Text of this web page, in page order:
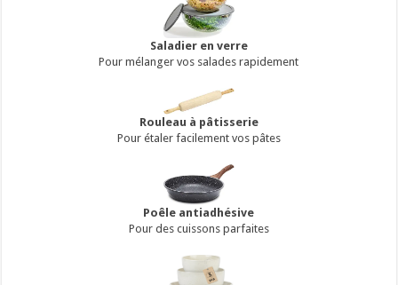
Saladier en verre
Pour mélanger vos salades rapidement
Rouleau à pâtisserie
Pour étaler facilement vos pâtes
Poêle antiadhésive
Pour des cuissons parfaites